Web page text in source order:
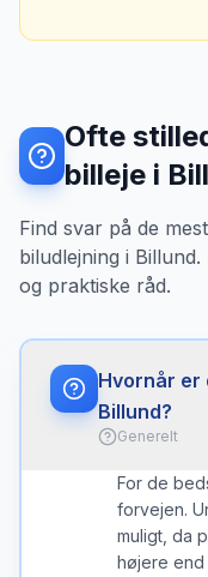
Ofte
billeje i
Find svar på de
biludlejning i
og praktiske råd.
Hvornår er
Billund?
Generelt
For de
forvejen.
muligt, da
højere